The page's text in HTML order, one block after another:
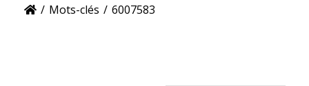
/ Mots-clés / 6007583